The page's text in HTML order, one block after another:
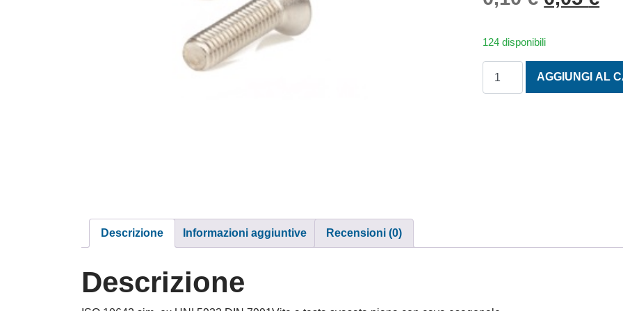
124 disponibili
AGGIUNGI AL
Descrizione Informazioni aggiuntive Recensioni (0)
Descrizione